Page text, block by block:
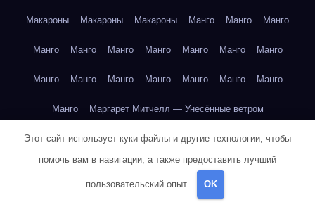
Макароны Макароны Макароны Манго Манго Манго
Манго Манго Манго Манго Манго Манго Манго
Манго Манго Манго Манго Манго Манго Манго
Манго Маргарет Митчелл — Унесённые ветром
Марк Твен — Приключения Тома Сойера
Марк Твен — Приключения Тома Сойера
Марк Твен — Приключения Тома Сойера
Этот сайт использует куки-файлы и другие технологии, чтобы
помочь вам в навигации, а также предоставить лучший
пользовательский опыт. OK